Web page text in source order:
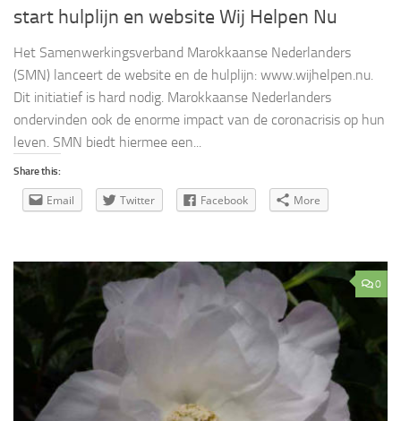
start hulplijn en website Wij Helpen Nu
Het Samenwerkingsverband Marokkaanse Nederlanders
(SMN) lanceert de website en de hulplijn: www.wijhelpen.nu.
Dit initiatief is hard nodig. Marokkaanse Nederlanders
ondervinden ook de enorme impact van de coronacrisis op hun
leven. SMN biedt hiermee een...
Share this:
Email Twitter Facebook More
0